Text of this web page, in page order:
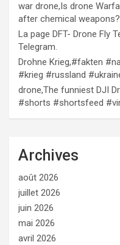
war drone,Is drone
after chemical
La page DFT- Drone Fly
Telegram.
Drohne Krieg,#fakten
#krieg #russland
drone,The funniest DJI
#shorts #shortsfeed
Archives
août 2026
juillet 2026
juin 2026
mai 2026
avril 2026